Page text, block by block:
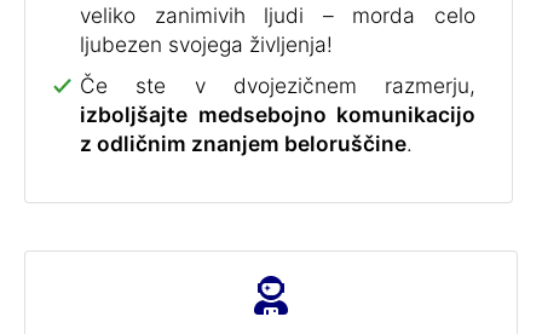
veliko zanimivih ljudi – morda celo
ljubezen svojega življenja!
Če ste v dvojezičnem razmerju,
izboljšajte medsebojno komunikacijo
z odličnim znanjem beloruščine.